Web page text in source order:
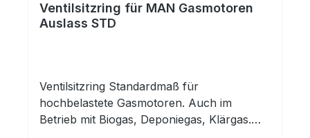
Ventilsitzring für MAN Gasmotoren
Auslass STD
Ventilsitzring Standardmaß für
hochbelastete Gasmotoren. Auch im
Betrieb mit Biogas, Deponiegas, Klärgas.